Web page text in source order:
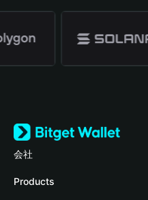
会社
Bitget Walletについて
Products